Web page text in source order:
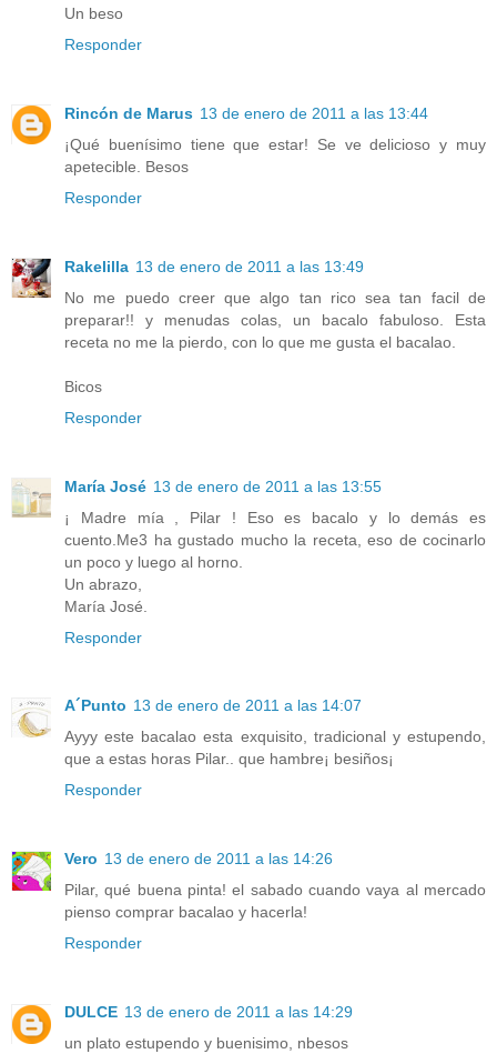
Un beso
Responder
Rincón de Marus 13 de enero de 2011 a las 13:44
¡Qué buenísimo tiene que estar! Se ve delicioso y muy
apetecible. Besos
Responder
Rakelilla 13 de enero de 2011 a las 13:49
No me puedo creer que algo tan rico sea tan facil de
preparar!! y menudas colas, un bacalo fabuloso. Esta
receta no me la pierdo, con lo que me gusta el bacalao.
Bicos
Responder
María José 13 de enero de 2011 a las 13:55
¡ Madre mía , Pilar ! Eso es bacalo y lo demás es
cuento.Me3 ha gustado mucho la receta, eso de cocinarlo
un poco y luego al horno.
Un abrazo,
María José.
Responder
A´Punto 13 de enero de 2011 a las 14:07
Ayyy este bacalao esta exquisito, tradicional y estupendo,
que a estas horas Pilar.. que hambre¡ besiños¡
Responder
Vero 13 de enero de 2011 a las 14:26
Pilar, qué buena pinta! el sabado cuando vaya al mercado
pienso comprar bacalao y hacerla!
Responder
DULCE 13 de enero de 2011 a las 14:29
un plato estupendo y buenisimo, nbesos